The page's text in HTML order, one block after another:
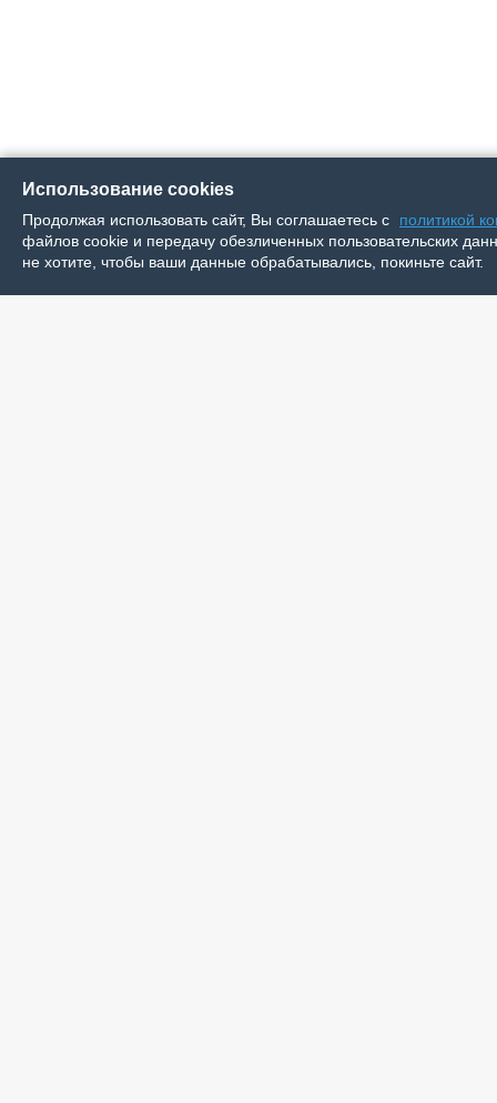
Использование cookies
Продолжая использовать сайт, Вы соглашаетесь с
политикой
файлов cookie и передачу обезличенных пользовательских
не хотите, чтобы ваши данные обрабатывались, покиньте сайт.